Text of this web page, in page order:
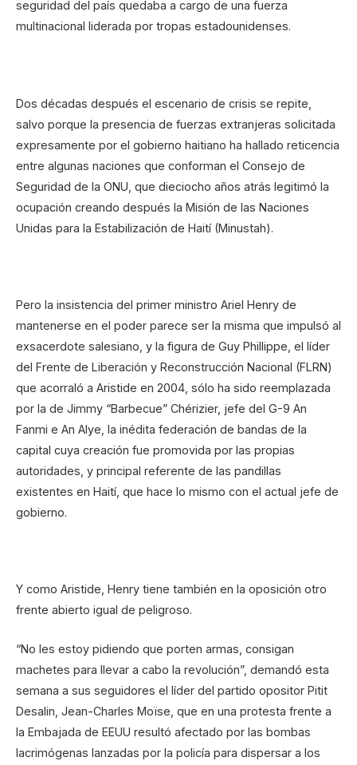
seguridad del país quedaba a cargo de una fuerza
multinacional liderada por tropas estadounidenses.
Dos décadas después el escenario de crisis se repite,
salvo porque la presencia de fuerzas extranjeras solicitada
expresamente por el gobierno haitiano ha hallado reticencia
entre algunas naciones que conforman el Consejo de
Seguridad de la ONU, que dieciocho años atrás legitimó la
ocupación creando después la Misión de las Naciones
Unidas para la Estabilización de Haití (Minustah).
Pero la insistencia del primer ministro Ariel Henry de
mantenerse en el poder parece ser la misma que impulsó al
exsacerdote salesiano, y la figura de Guy Phillippe, el líder
del Frente de Liberación y Reconstrucción Nacional (FLRN)
que acorraló a Aristide en 2004, sólo ha sido reemplazada
por la de Jimmy “Barbecue” Chérizier, jefe del G-9 An
Fanmi e An Alye, la inédita federación de bandas de la
capital cuya creación fue promovida por las propias
autoridades, y principal referente de las pandillas
existentes en Haití, que hace lo mismo con el actual jefe de
gobierno.
Y como Aristide, Henry tiene también en la oposición otro
frente abierto igual de peligroso.
“No les estoy pidiendo que porten armas, consigan
machetes para llevar a cabo la revolución”, demandó esta
semana a sus seguidores el líder del partido opositor Pitit
Desalin, Jean-Charles Moïse, que en una protesta frente a
la Embajada de EEUU resultó afectado por las bombas
lacrimógenas lanzadas por la policía para dispersar a los